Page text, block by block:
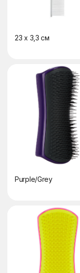
23 x 3,3 см
Purple/Grey